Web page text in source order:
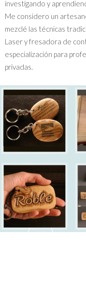
investigando y
Me considero un
mezclé las técnicas
Laser y fresadora de
especialización para
privadas.